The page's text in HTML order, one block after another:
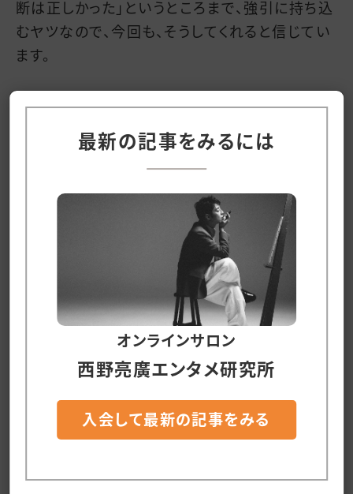
断は正しかった」というところまで、強引に持ち込
むヤツなので、今回も、そうしてくれると信じてい
ます。
不幸中の幸いは、今回の判断により、「負けるもん
うやらそれがそのまま続編のメッセージとして織
最近、『えんとつ町のプペル』の主題歌を、あらた
めて聴き倒しているのですが、『えんとつ町のプペ
ル』は、やっぱり「チャレンジ」や「再チャレンジ」の
歌詞には「臆病な僕らに教えてくれた 立ち向かう
強さを」とありますが、作者や作品がそういう存在
口トンボ君が来てくれました。
最新の記事をみるには
オンラインサロン
西野亮廣エンタメ研究所
入会して最新の記事をみる